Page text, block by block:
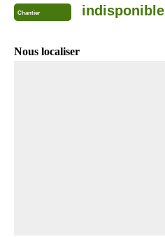
Chantier indisponible
Nous localiser